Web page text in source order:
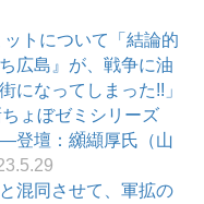
トについて「結論的
広島』が、戦争に油
になってしまった!!」
ょぼゼミシリーズ
―登壇：纐纈厚氏（山
混同させて、軍拡の